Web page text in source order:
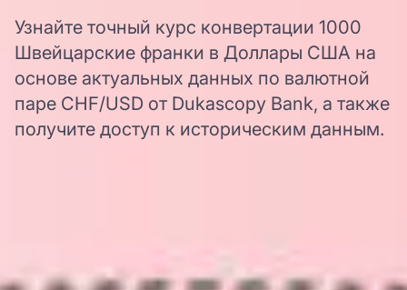
Узнайте точный курс конвертации 1000
Швейцарские франки в Доллары США на
основе актуальных данных по валютной
паре CHF/USD от Dukascopy Bank, а также
получите доступ к историческим данным.